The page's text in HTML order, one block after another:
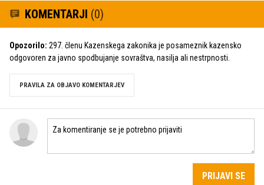
KOMENTARJI (0)
Opozorilo: 297. členu Kazenskega zakonika je posameznik kazensko
odgovoren za javno spodbujanje sovraštva, nasilja ali nestrpnosti.
PRAVILA ZA OBJAVO KOMENTARJEV
PRIJAVI SE